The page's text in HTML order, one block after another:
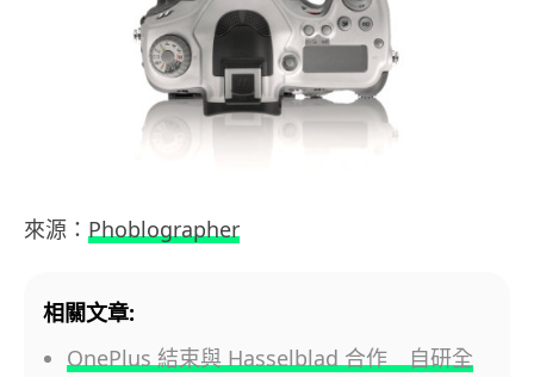
來源： Phoblographer
相關文章:
OnePlus 結束與 Hasselblad 合作 自研全